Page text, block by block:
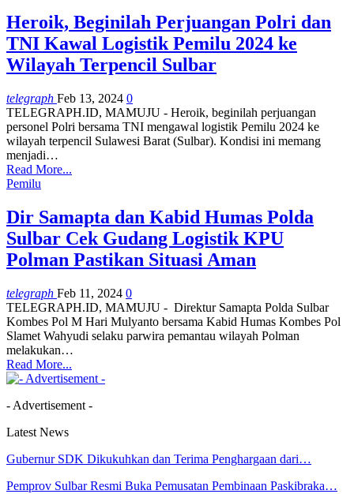
Heroik, Beginilah Perjuangan Polri dan
TNI Kawal Logistik Pemilu 2024 ke
Wilayah Terpencil Sulbar
telegraph Feb 13, 2024 0
TELEGRAPH.ID, MAMUJU - Heroik, beginilah perjuangan
personel Polri bersama TNI mengawal logistik Pemilu 2024 ke
wilayah terpencil Sulawesi Barat (Sulbar). Kondisi ini memang
menjadi…
Read More...
Pemilu
Dir Samapta dan Kabid Humas Polda
Sulbar Cek Gudang Logistik KPU
Polman Pastikan Situasi Aman
telegraph Feb 11, 2024 0
TELEGRAPH.ID, MAMUJU - Direktur Samapta Polda Sulbar
Kombes Pol M Hari Mulyanto bersama Kabid Humas Kombes Pol
Slamet Wahyudi selaku parwira pemantau wilayah Polman
melakukan…
Read More...
- Advertisement -
Latest News
Gubernur SDK Dikukuhkan dan Terima Penghargaan dari…
Pemprov Sulbar Resmi Buka Pemusatan Pembinaan Paskibraka…